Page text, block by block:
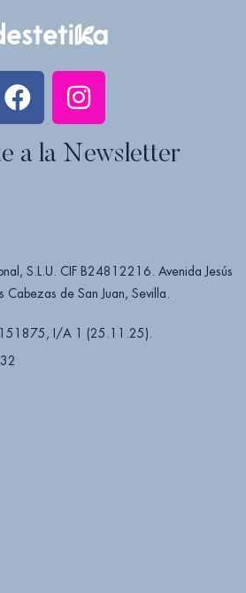
a la Newsletter
S.L.U. CIF B24812216. Avenida Jesús
de San Juan, Sevilla.
I/A 1 (25.11.25).